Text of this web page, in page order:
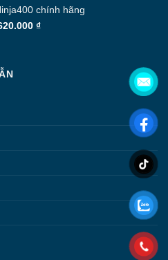
chính hãng
₫Khoảng